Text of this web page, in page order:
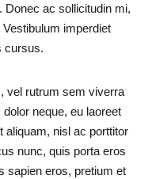
Donec ac sollicitudin mi,
imperdiet
cursus.
vel rutrum sem viverra
neque, eu laoreet
aliquam, nisl ac porttitor
nunc, quis porta eros
sapien eros, pretium et